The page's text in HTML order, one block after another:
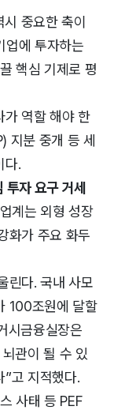
중요한 축이
업에 투자하는
핵심 기제로 평
가 역할 해야 한
지분 중개 등 세
다.
자 요구 거세
계는 외형 성장
화가 주요 화두
린다. 국내 사모
100조원에 달할
시금융실장은
관이 될 수 있
고 지적했다.
사태 등 PEF